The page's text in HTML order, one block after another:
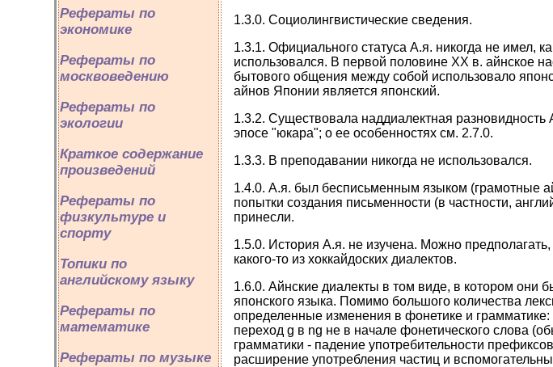
Рефераты по
экономике
Рефераты по
москвоведению
Рефераты по
экологии
Краткое содержание
произведений
Рефераты по
физкультуре и
спорту
Топики по
английскому языку
Рефераты по
математике
Рефераты по музыке
1.3.0. Социолингвистические сведения.
1.3.1. Официального статуса А.я. никогда не имел,
использовался. В первой половине XX в. айнское
бытового общения между собой использовало
айнов Японии является японский.
1.3.2. Существовала наддиалектная
эпосе "юкара"; о ее особенностях см. 2.7.0.
1.3.3. В преподавании никогда не использовался.
1.4.0. А.я. был бесписьменным языком (грамотные
попытки создания письменности (в частности,
принесли.
1.5.0. История А.я. не изучена. Можно
какого-то из хоккайдоских диалектов.
1.6.0. Айнские диалекты в том виде, в котором они
японского языка. Помимо большого количества
определенные изменения в фонетике и
переход g в ng не в начале фонетического слова
грамматики - падение употребительности
расширение употребления частиц и